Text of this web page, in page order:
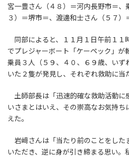
宮一豊さん（４８）＝河内長野市＝、
３）＝堺市＝、渡邊和士さん（５７）
同部によると、１１月１日午前１１
でプレジャーボート「ケーペック」が
乗員３人（５９、４０、６９歳、いず
いた２隻が発見し、それぞれ救助に当
土師部長は「迅速的確な救助活動に
いさまとはいえ、その崇高なお気持ち
えた。
岩﨑さんは「当たり前のことをした
いただき、逆に身が引き締まる思い。